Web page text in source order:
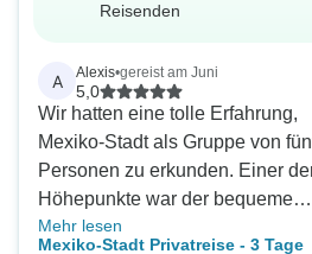
Reisenden
A Alexis•gereist am Juni
5,0
Wir hatten eine tolle Erfahrung,
Mexiko-Stadt als Gruppe von
Personen zu erkunden. Einer
Höhepunkte war der bequeme
Abhol- und Bringservice an
Mehr lesen
Mexiko-Stadt Privatreise - 3 Tage